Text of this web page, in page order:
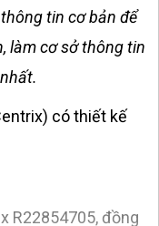
tin cơ bản để
làm cơ sở thông tin
có thiết kế
R22854705, đồng